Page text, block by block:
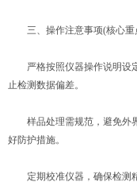
三、操作注意事项(核心重
严格按照仪器操作说明设定
止检测数据偏差。
样品处理需规范，避免外界
好防护措施。
定期校准仪器，确保检测精